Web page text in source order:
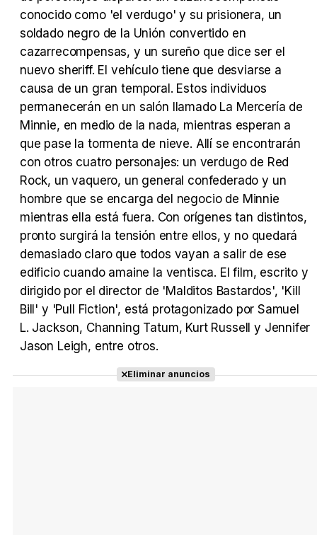
Tráiler en español 'Outcome' (2026)
Tráiler 'Do Not Enter' (2026)
conocido como 'el verdugo' y su prisionera, un
soldado negro de la Unión convertido en
cazarrecompensas, y un sureño que dice ser el
nuevo sheriff. El vehículo tiene que desviarse a
causa de un gran temporal. Estos individuos
permanecerán en un salón llamado La Mercería de
Minnie, en medio de la nada, mientras esperan a
que pase la tormenta de nieve. Allí se encontrarán
con otros cuatro personajes: un verdugo de Red
Rock, un vaquero, un general confederado y un
hombre que se encarga del negocio de Minnie
mientras ella está fuera. Con orígenes tan distintos,
pronto surgirá la tensión entre ellos, y no quedará
demasiado claro que todos vayan a salir de ese
edificio cuando amaine la ventisca. El film, escrito y
dirigido por el director de 'Malditos Bastardos', 'Kill
Bill' y 'Pull Fiction', está protagonizado por Samuel
L. Jackson, Channing Tatum, Kurt Russell y Jennifer
Jason Leigh, entre otros.
Eliminar anuncios